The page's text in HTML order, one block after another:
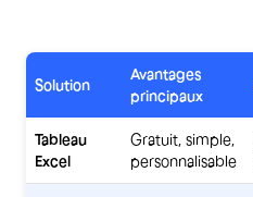
Solution
Avantages
principaux
Tableau
Excel
Gratuit, simple,
personnalisable